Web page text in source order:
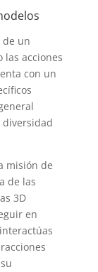
un
las acciones
con un
diversidad
misión de
de las
3D
en